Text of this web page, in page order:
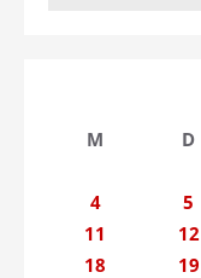
M D
4
5
11
12
18
19